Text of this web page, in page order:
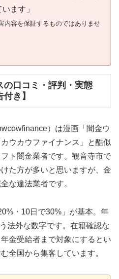
ます」
内容を保証するものではありませ
の口コミ・評判・実態
き】
）は漫画「闇金ウ
ウカウファイナンス」と酷似
ト闇金業者です。観音寺市で
た方が多いと思いますが、金
な違法業者です。
・10日で30%」が基本。年
法外な数字です。在籍確認な
金受給者まで対象にするとい
全国から集客しています。